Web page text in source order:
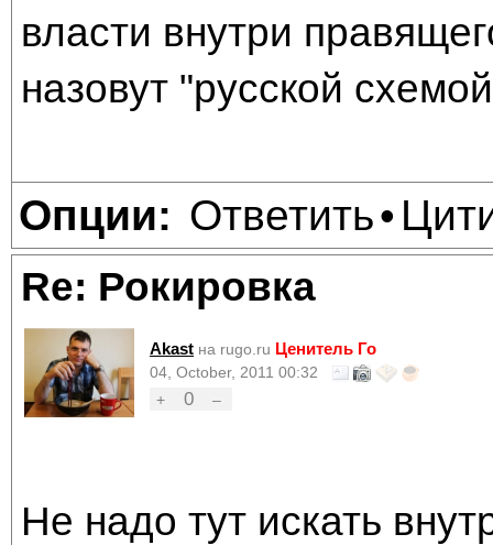
власти внутри
назовут "русской
Опции: Ответить•
Re: Рокировка
Akast на rugo.ru Ценитель Го
04, October, 2011 00:32
+
0 –
Не надо тут искать